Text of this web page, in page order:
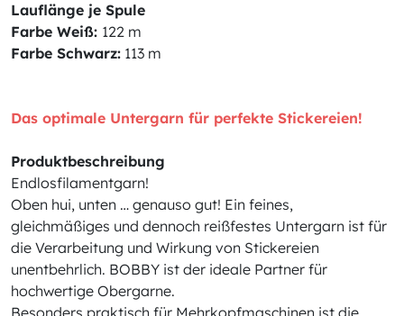
Lauflänge je Spule
Farbe Weiß: 122 m
Farbe Schwarz: 113 m
Das optimale Untergarn für perfekte Stickereien!
Produktbeschreibung
Endlosfilamentgarn!
Oben hui, unten … genauso gut! Ein feines,
gleichmäßiges und dennoch reißfestes Untergarn ist für
die Verarbeitung und Wirkung von Stickereien
unentbehrlich. BOBBY ist der ideale Partner für
hochwertige Obergarne.
Besonders praktisch für Mehrkopfmaschinen ist die